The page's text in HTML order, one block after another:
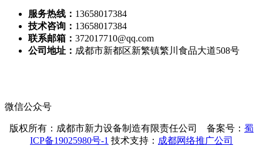
服务热线： 13658017384
技术咨询： 13658017384
联系邮箱： 372017710@qq.com
公司地址： 成都市新都区新繁镇繁川食品大道508号
微信公众号
版权所有：成都市新力设备制造有限责任公司 备案号： 蜀
ICP备19025980号-1 技术支持： 成都网络推广公司